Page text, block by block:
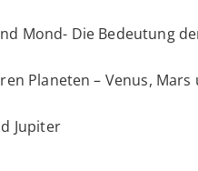
Mond- Die Bedeutung
Planeten – Venus,
Jupiter